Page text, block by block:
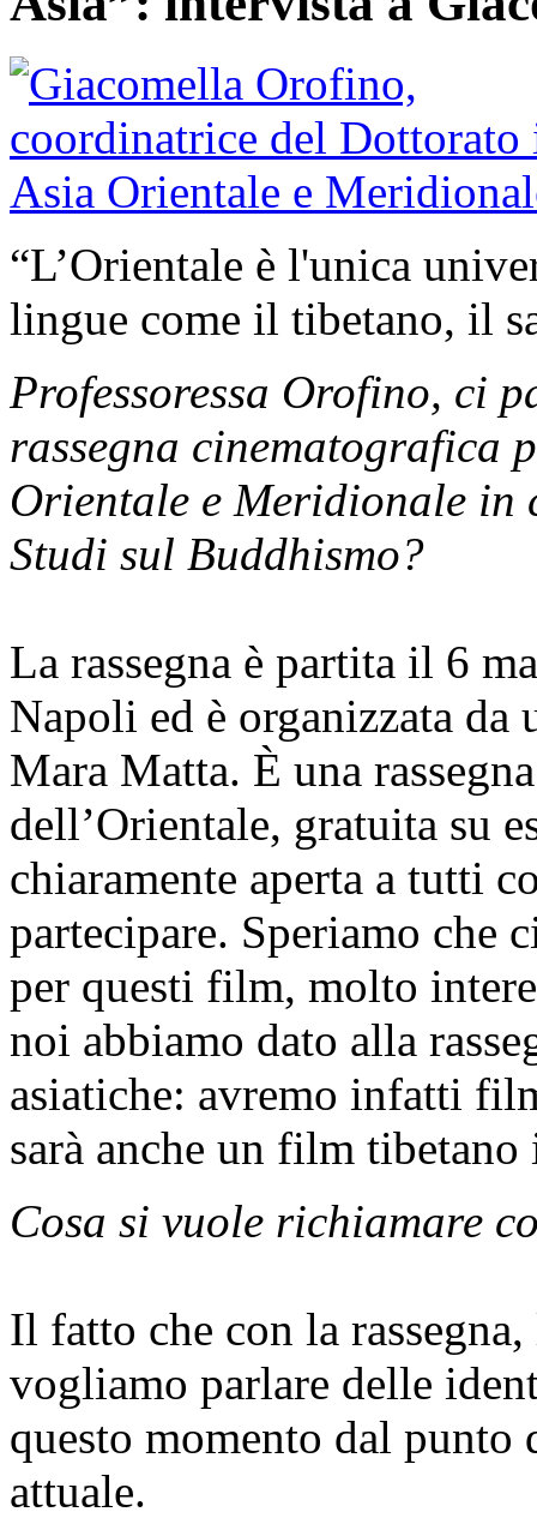
“L’Orientale è l'unica
lingue come il tibetano, il
Professoressa Orofino, ci
rassegna cinematografica
Orientale e Meridionale in
Studi sul Buddhismo?
La rassegna è partita il 6
Napoli ed è organizzata da
Mara Matta. È una
dell’Orientale, gratuita su
chiaramente aperta a tutti
partecipare. Speriamo che
per questi film, molto
noi abbiamo dato alla
asiatiche: avremo infatti
sarà anche un film
Cosa si vuole richiamare
Il fatto che con la
vogliamo parlare delle
questo momento dal
attuale.